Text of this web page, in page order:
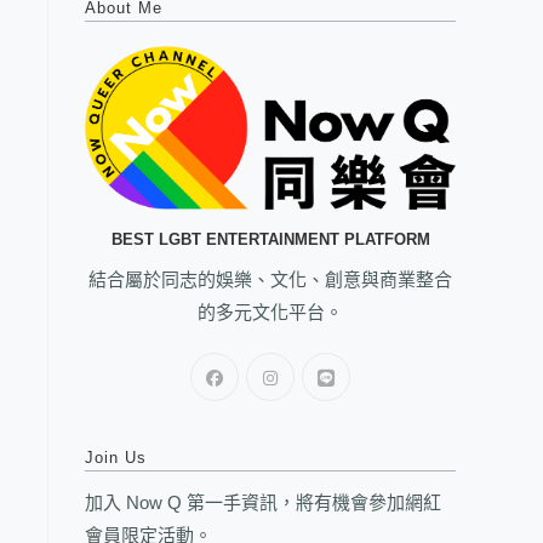
About Me
BEST LGBT ENTERTAINMENT PLATFORM
結合屬於同志的娛樂、文化、創意與商業整合
的多元文化平台。
Join Us
加入 Now Q 第一手資訊，將有機會參加網紅
會員限定活動。